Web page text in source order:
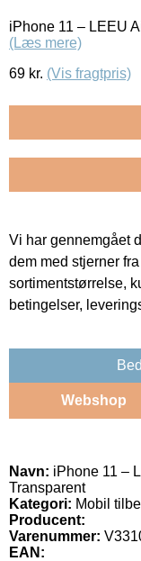
iPhone 11 – LEEU
(Læs mere)
69 kr. (Vis fragtpris)
Vi har gennemgået
dem med stjerner
sortimentstørrelse,
betingelser,
Webshop
Navn: iPhone 11 –
Transparent
Kategori: Mobil
Producent:
Varenummer:
EAN: